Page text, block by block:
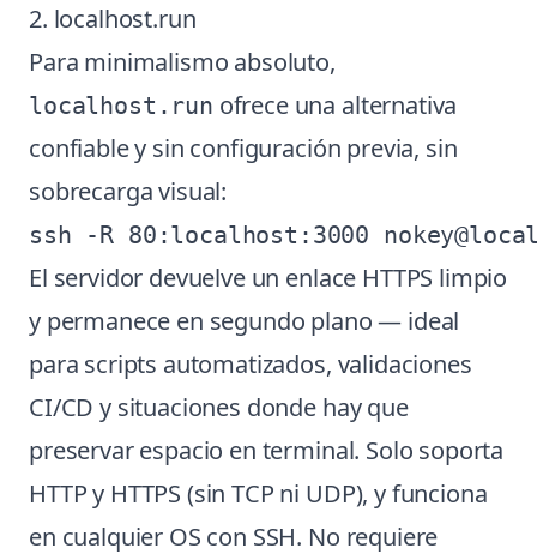
2. localhost.run
Para minimalismo absoluto,
localhost.run ofrece una alternativa
confiable y sin configuración previa, sin
sobrecarga visual:
El servidor devuelve un enlace HTTPS limpio
y permanece en segundo plano — ideal
para scripts automatizados, validaciones
CI/CD y situaciones donde hay que
preservar espacio en terminal. Solo soporta
HTTP y HTTPS (sin TCP ni UDP), y funciona
en cualquier OS con SSH. No requiere